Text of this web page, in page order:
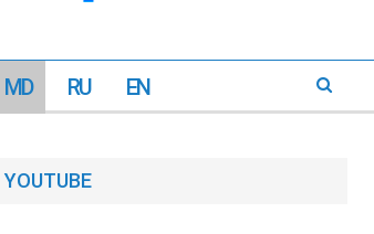
MD RU EN
YOUTUBE